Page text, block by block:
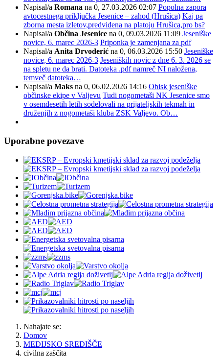
Napisal/a Romana na 0, 27.03.2026 02:07 Popolna zapora
avtocestnega priključka Jesenice – zahod (Hrušica) Kaj pa
zborna mesta izletov,predvidena na platoju Hrušica,pro bs?
Napisal/a Občina Jesenice na 0, 09.03.2026 11:09 Jeseniške
novice, 6. marec 2026-3 Priponka je zamenjana za pdf
Napisal/a Anita Drvoderić na 0, 06.03.2026 15:50 Jeseniške
novice, 6. marec 2026-3 Jeseniških novic z dne 6. 3. 2026 se
na spletu ne da brati. Datoteka .pdf namreč NI naložena,
temveč datoteka…
Napisal/a Maks na 0, 06.02.2026 14:16 Obisk jeseniške
občinske ekipe v Valjevu Tudi nogometaši NK Jesenice smo
v osemdesetih letih sodelovali na prijateljskih tekmah in
druženjih z nogometaši kluba ZSK Valjevo. Ob…
Uporabne povezave
Nahajate se:
Domov
MEDIJSKO SREDIŠČE
civilna zaščita